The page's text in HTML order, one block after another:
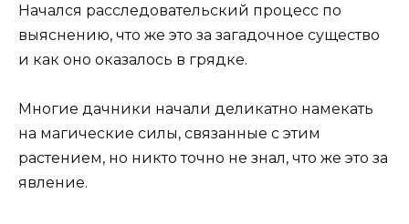
Начался расследовательский процесс по
выяснению, что же это за загадочное существо
и как оно оказалось в грядке.
Многие дачники начали деликатно намекать
на магические силы, связанные с этим
растением, но никто точно не знал, что же это за
явление.